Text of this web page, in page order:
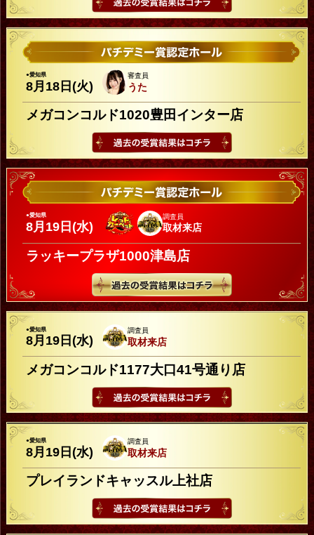
●愛知県
8月18日(火)
審査員
うた
メガコンコルド1020豊田インター店
●愛知県
8月19日(水)
調査員
取材来店
ラッキープラザ1000津島店
●愛知県
8月19日(水)
調査員
取材来店
メガコンコルド1177大口41号通り店
●愛知県
8月19日(水)
調査員
取材来店
プレイランドキャッスル上社店